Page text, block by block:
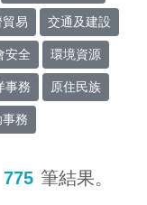
易 交通及建設
安全 環境資源
事務 原住民族
務
775 筆結果。